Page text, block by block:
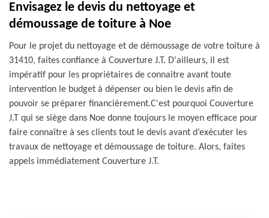
Envisagez le devis du nettoyage et
démoussage de toiture à Noe
Pour le projet du nettoyage et de démoussage de votre toiture à
31410, faites confiance à Couverture J.T. D'ailleurs, il est
impératif pour les propriétaires de connaitre avant toute
intervention le budget à dépenser ou bien le devis afin de
pouvoir se préparer financièrement.C'est pourquoi Couverture
J.T qui se siège dans Noe donne toujours le moyen efficace pour
faire connaître à ses clients tout le devis avant d’exécuter les
travaux de nettoyage et démoussage de toiture. Alors, faites
appels immédiatement Couverture J.T.